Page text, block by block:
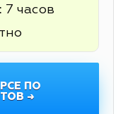
7 часов
ПО
→